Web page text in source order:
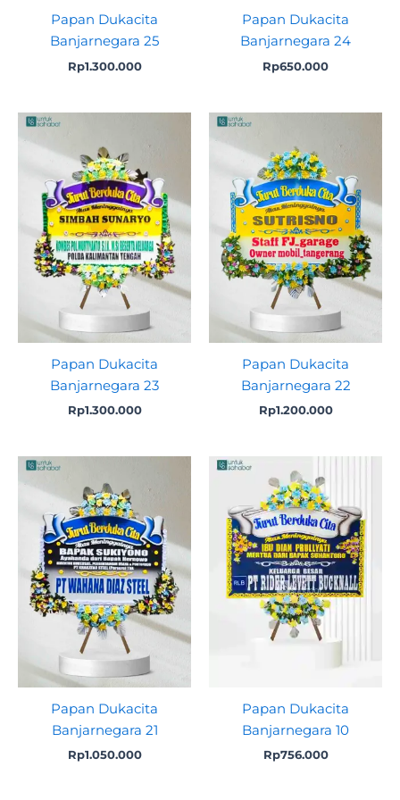
Papan Dukacita
Banjarnegara 25
Rp1.300.000
Papan Dukacita
Banjarnegara 24
Rp650.000
Papan Dukacita
Banjarnegara 23
Rp1.300.000
Papan Dukacita
Banjarnegara 22
Rp1.200.000
Papan Dukacita
Banjarnegara 21
Rp1.050.000
Papan Dukacita
Banjarnegara 10
Rp756.000